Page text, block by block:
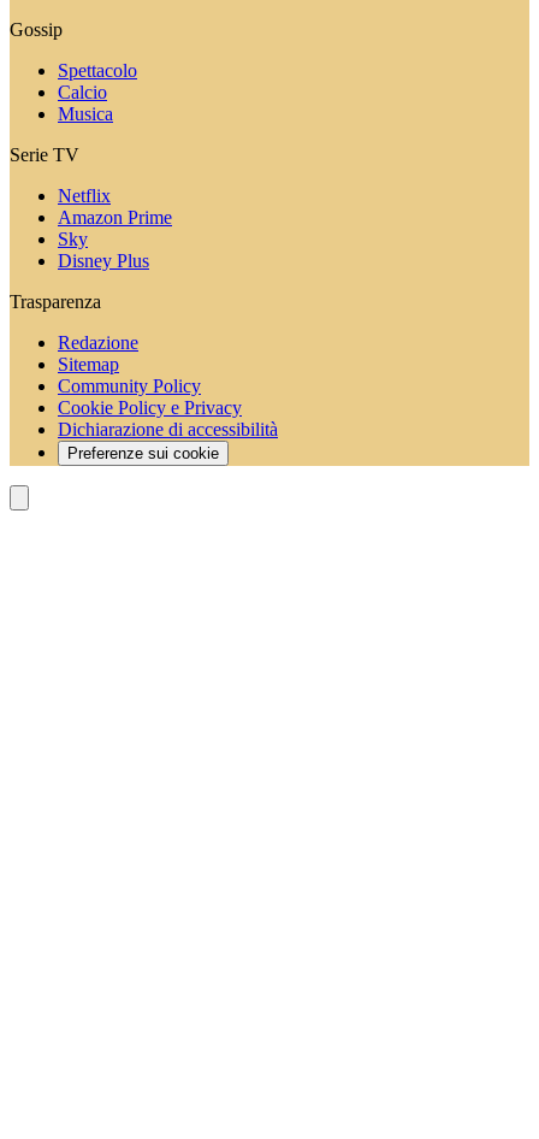
Gossip
Spettacolo
Calcio
Musica
Serie TV
Netflix
Amazon Prime
Sky
Disney Plus
Trasparenza
Redazione
Sitemap
Community Policy
Cookie Policy e Privacy
Dichiarazione di accessibilità
Preferenze sui cookie